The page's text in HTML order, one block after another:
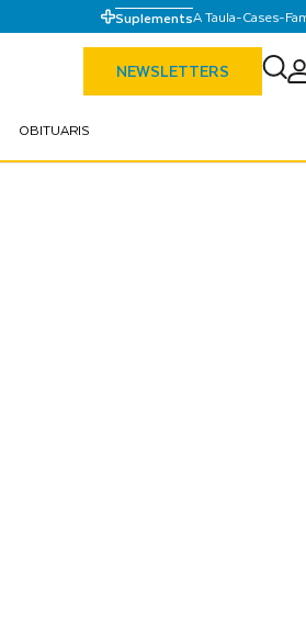
SuplementsA Taula-Cases-
NEWSLETTERS
OBITUARIS